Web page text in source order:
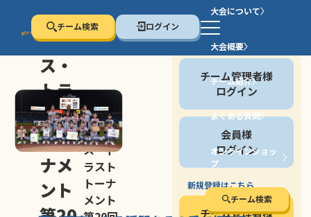
チーム検索 ログイン
大会について
大会概要
チーム紹介
よくある質問
オンラインショッ
プ
チーム検索
停止する
セン
ス・
トラ
スト
トー
ナメ
ント
セン
ス・ト
ラスト
トーナ
メント
会員の方
チーム管理者様
ログイン
会員様
ログイン
新規登録はこちら
チーム管理者様